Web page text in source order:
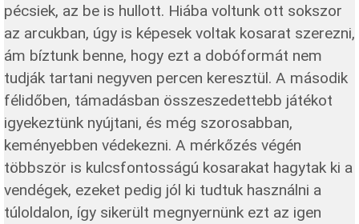
pécsiek, az be is hullott. Hiába voltunk ott sokszor
az arcukban, úgy is képesek voltak kosarat szerezni,
ám bíztunk benne, hogy ezt a dobóformát nem
tudják tartani negyven percen keresztül. A második
félidőben, támadásban összeszedettebb játékot
igyekeztünk nyújtani, és még szorosabban,
keményebben védekezni. A mérkőzés végén
többször is kulcsfontosságú kosarakat hagytak ki a
vendégek, ezeket pedig jól ki tudtuk használni a
túloldalon, így sikerült megnyernünk ezt az igen